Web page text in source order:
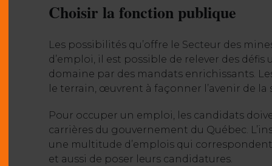
Choisir la fonction publique
Les possibilités qu’offre le Secteur des
d’emploi, il est possible de relever des
domaine par des mandats enrichissants.
le terrain, œuvrent à façonner l’avenir de la
Pour occuper un emploi, les candidats
carrières du gouvernement du Québec.
une multitude d’emplois qui
et aussi de poser leurs candidatures.